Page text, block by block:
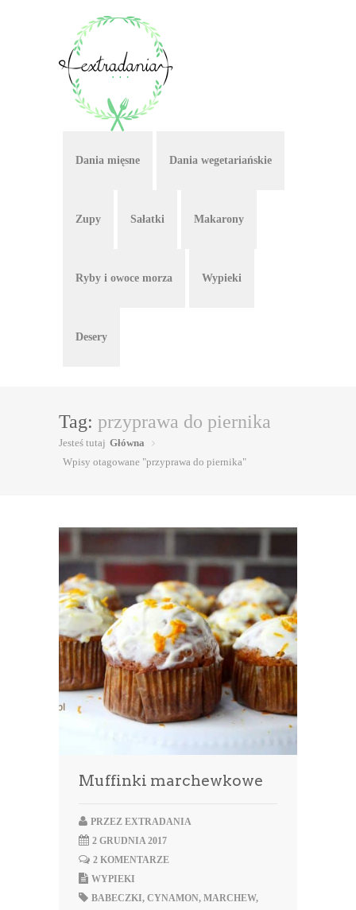
Dania mięsne Dania wegetariańskie
Zupy Sałatki Makarony
Ryby i owoce morza Wypieki
Desery
Tag: przyprawa do piernika
Jesteś tutaj Główna
Wpisy otagowane "przyprawa do piernika"
Muffinki marchewkowe
PRZEZ EXTRADANIA
2 GRUDNIA 2017
2 KOMENTARZE
WYPIEKI
BABECZKI, CYNAMON, MARCHEW,